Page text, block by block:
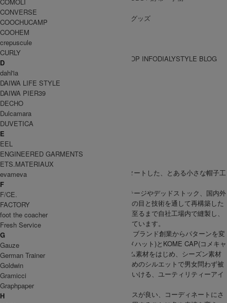
/ その他グッズ
BRAND一覧
BRAND一覧
SHOP INFODIALYSTYLE BLOG
DECHO
デコー
GOODS
ヘッドウェア
DECHO(デコー)は岡山を拠点に2003年にスタートした、とある小さな帽子工
場がつくる帽子のブランド。
ワーク、ミリタリー、ネイティブ、 ヴィンテージやデッドストック、国内外
の古き良きものをデザインソースに、日本人の目と技術を通して再構築した
帽子づくりをしています。また、量産工程に至るまで自社工場内で縫製し、
一貫した意識の中で生産する姿勢を大切にしています。
DECHO(デコー)を代表する定番アイテムが、ブランド創業からパターンを変
えることなく作り続けているKOME HAT(コメハット)とKOME CAP(コメキャ
ップ)。STANDARDラインのチノ素材、デニム素材をはじめ、シーズン素材
などでも毎シーズンリリースされていて、深めのシルエットで男女問わず被
って頂け、くしゃっと鞄に放り込み出かけていける、ユーティリティーアイ
テムとして不動の人気となっています。
良い意味で主張し過ぎない、洋服とのバランスが良い、コーディネートにさ
CONVERSE
COOCHUCAMP
COOHEM
crepuscule
CURLY
D
dahl'ia
DAIWA LIFE STYLE
DAIWA PIER39
DECHO
Dulcamara
DUVETICA
E
EEL
ENGINEERED GARMENTS
ETS.MATERIAUX
evameva
F
F/CE.
FACTORY
foot the coacher
Fresh Service
G
Gauze
German Trainer
Goldwin
Gramicci
Graphpaper
H